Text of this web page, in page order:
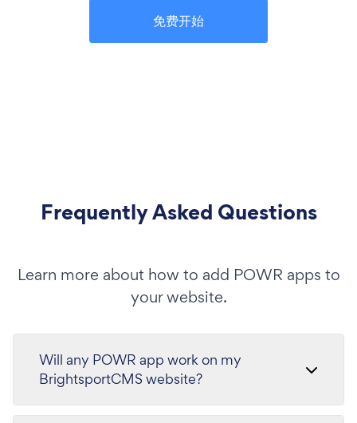
免费开始
Frequently Asked Questions
Learn more about how to add POWR apps to
your website.
Will any POWR app work on my
BrightsportCMS website?